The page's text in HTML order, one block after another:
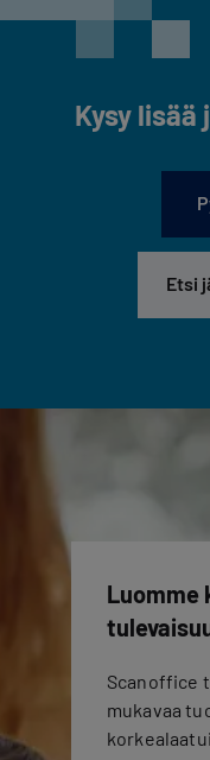
Kysy
Etsi
Luomme
Scanoffice
mukavaa